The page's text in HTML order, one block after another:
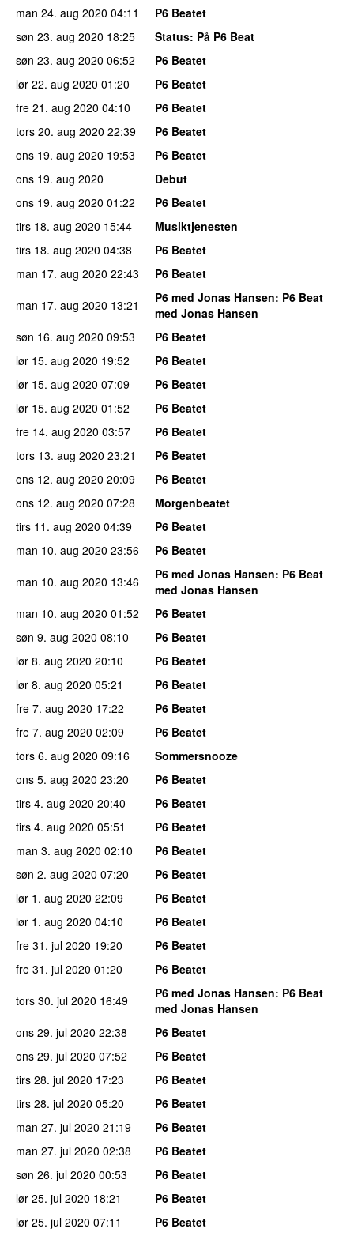
man 24. aug 2020 04:11
P6 Beatet
søn 23. aug 2020 18:25 Status: På P6 Beat
søn 23. aug 2020 06:52
P6 Beatet
lør 22. aug 2020 01:20
P6 Beatet
fre 21. aug 2020 04:10
P6 Beatet
tors 20. aug 2020 22:39
P6 Beatet
ons 19. aug 2020 19:53
P6 Beatet
ons 19. aug 2020
Debut
ons 19. aug 2020 01:22
P6 Beatet
tirs 18. aug 2020 15:44
Musiktjenesten
tirs 18. aug 2020 04:38
P6 Beatet
man 17. aug 2020 22:43
P6 Beatet
man 17. aug 2020 13:21 P6 med Jonas Hansen: P6 Beat
med Jonas Hansen
søn 16. aug 2020 09:53
P6 Beatet
lør 15. aug 2020 19:52
P6 Beatet
lør 15. aug 2020 07:09
P6 Beatet
lør 15. aug 2020 01:52
P6 Beatet
fre 14. aug 2020 03:57
P6 Beatet
tors 13. aug 2020 23:21
P6 Beatet
ons 12. aug 2020 20:09
P6 Beatet
ons 12. aug 2020 07:28
Morgenbeatet
tirs 11. aug 2020 04:39
P6 Beatet
man 10. aug 2020 23:56
P6 Beatet
man 10. aug 2020 13:46 P6 med Jonas Hansen: P6 Beat
med Jonas Hansen
man 10. aug 2020 01:52
P6 Beatet
søn 9. aug 2020 08:10
P6 Beatet
lør 8. aug 2020 20:10
P6 Beatet
lør 8. aug 2020 05:21
P6 Beatet
fre 7. aug 2020 17:22
P6 Beatet
fre 7. aug 2020 02:09
P6 Beatet
tors 6. aug 2020 09:16
Sommersnooze
ons 5. aug 2020 23:20
P6 Beatet
tirs 4. aug 2020 20:40
P6 Beatet
tirs 4. aug 2020 05:51
P6 Beatet
man 3. aug 2020 02:10
P6 Beatet
søn 2. aug 2020 07:20
P6 Beatet
lør 1. aug 2020 22:09
P6 Beatet
lør 1. aug 2020 04:10
P6 Beatet
fre 31. jul 2020 19:20
P6 Beatet
fre 31. jul 2020 01:20
P6 Beatet
tors 30. jul 2020 16:49 P6 med Jonas Hansen: P6 Beat
med Jonas Hansen
ons 29. jul 2020 22:38
P6 Beatet
ons 29. jul 2020 07:52
P6 Beatet
tirs 28. jul 2020 17:23
P6 Beatet
tirs 28. jul 2020 05:20
P6 Beatet
man 27. jul 2020 21:19
P6 Beatet
man 27. jul 2020 02:38
P6 Beatet
søn 26. jul 2020 00:53
P6 Beatet
lør 25. jul 2020 18:21
P6 Beatet
lør 25. jul 2020 07:11
P6 Beatet